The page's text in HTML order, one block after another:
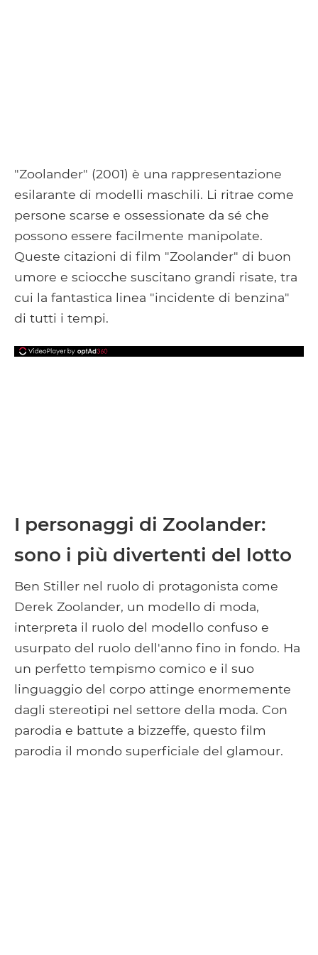
"Zoolander" (2001) è una rappresentazione
esilarante di modelli maschili. Li ritrae come
persone scarse e ossessionate da sé che
possono essere facilmente manipolate.
Queste citazioni di film "Zoolander" di buon
umore e sciocche suscitano grandi risate, tra
cui la fantastica linea "incidente di benzina"
di tutti i tempi.
I personaggi di Zoolander:
sono i più divertenti del lotto
Ben Stiller nel ruolo di protagonista come
Derek Zoolander, un modello di moda,
interpreta il ruolo del modello confuso e
usurpato del ruolo dell'anno fino in fondo. Ha
un perfetto tempismo comico e il suo
linguaggio del corpo attinge enormemente
dagli stereotipi nel settore della moda. Con
parodia e battute a bizzeffe, questo film
parodia il mondo superficiale del glamour.